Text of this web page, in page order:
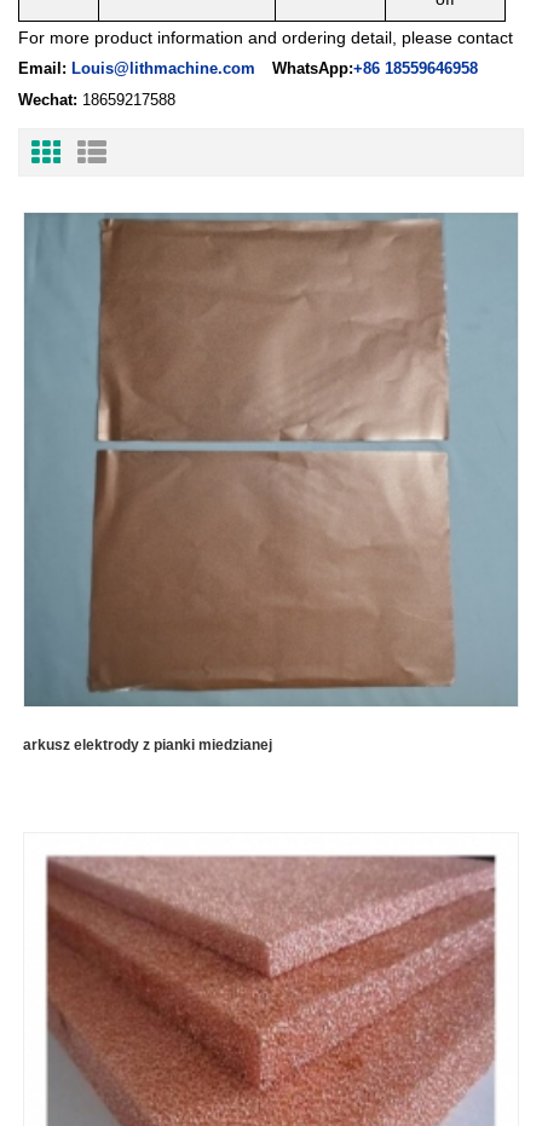
For more product information and ordering detail, please contact
Email: Louis@lithmachine.com WhatsApp:+86 18559646958
Wechat: 18659217588
arkusz elektrody z pianki miedzianej